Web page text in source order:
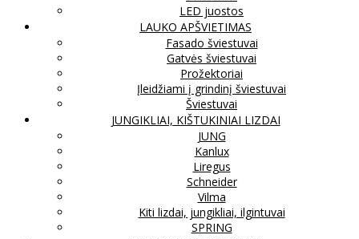
LED juostos
LAUKO APŠVIETIMAS
Fasado šviestuvai
Gatvės šviestuvai
Prožektoriai
Įleidžiami į grindinį šviestuvai
Šviestuvai
JUNGIKLIAI, KIŠTUKINIAI LIZDAI
JUNG
Kanlux
Liregus
Schneider
Vilma
Kiti lizdai, jungikliai, ilgintuvai
SPRING